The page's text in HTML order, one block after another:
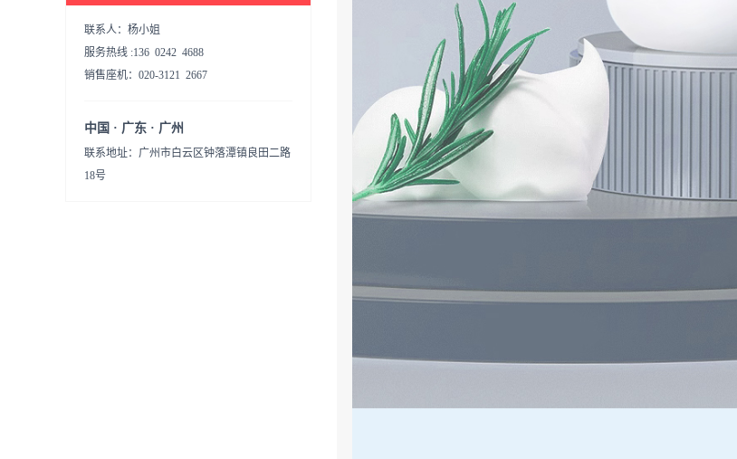
联系人：杨小姐
服务热线 :136 0242 4688
销售座机：020-3121 2667
中国 · 广东 · 广州
联系地址：广州市白云区钟落潭镇良田二路
18号